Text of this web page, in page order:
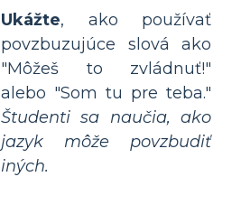
Ukážte, ako používať
povzbuzujúce slová ako
"Môžeš to zvládnuť!"
alebo "Som tu pre teba."
Študenti sa naučia, ako
jazyk môže povzbudiť
iných.